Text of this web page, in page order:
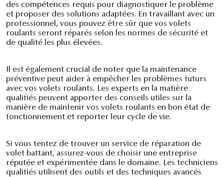
des compétences requis pour diagnostiquer le problème
et proposer des solutions adaptées. En travaillant avec un
professionnel, vous pouvez être sûr que vos volets
roulants seront réparés selon les normes de sécurité et
de qualité les plus élevées.
Il est également crucial de noter que la maintenance
préventive peut aider à empêcher les problèmes futurs
avec vos volets roulants. Les experts en la matière
qualifiés peuvent apporter des conseils utiles sur la
manière de maintenir vos volets roulants en bon état de
fonctionnement et reporter leur cycle de vie.
Si vous tentez de trouver un service de réparation de
volet battant, assurez-vous de choisir une entreprise
réputée et expérimentée dans le domaine. Les techniciens
qualifiés utilisent des outils et des techniques avancés